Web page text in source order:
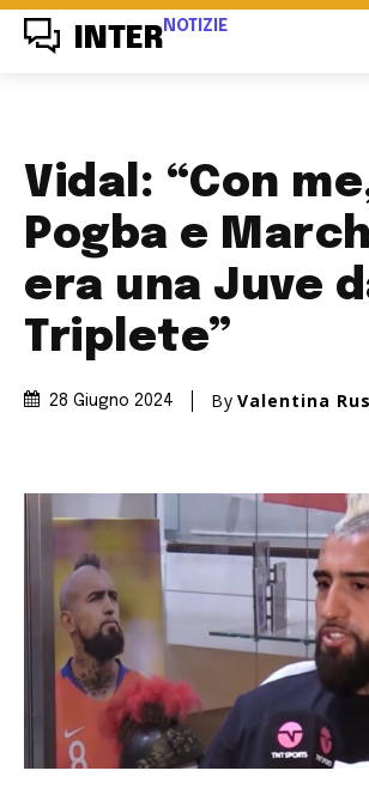
INTER NOTIZIE
Vidal: “Con
Pogba e
era una Juve
Triplete”
28 Giugno 2024 By Valentina